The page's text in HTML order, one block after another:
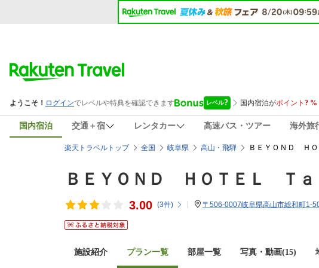
国内宿泊 交通＋宿 レンタカー 高速バス・ツアー 海外旅
楽天トラベルトップ 全国 岐阜県 高山・飛騨 ＢＥＹＯＮＤ Ｈ
ＢＥＹＯＮＤ ＨＯＴＥＬ Ｔａ
3.00 (3件) 〒506-0007岐阜県高山市総和町1-
施設紹介 プラン一覧 部屋一覧 写真・動画(15)